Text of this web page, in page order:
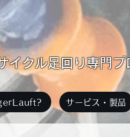
イクル足回り専門
サービス・製品